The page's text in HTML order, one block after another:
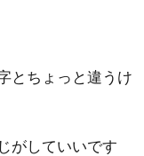
とちょっと違うけ
がしていいです